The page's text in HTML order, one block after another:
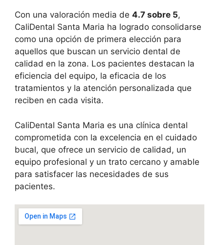
Con una valoración media de 4.7 sobre 5,
CaliDental Santa Maria ha logrado consolidarse
como una opción de primera elección para
aquellos que buscan un servicio dental de
calidad en la zona. Los pacientes destacan la
eficiencia del equipo, la eficacia de los
tratamientos y la atención personalizada que
reciben en cada visita.
CaliDental Santa Maria es una clínica dental
comprometida con la excelencia en el cuidado
bucal, que ofrece un servicio de calidad, un
equipo profesional y un trato cercano y amable
para satisfacer las necesidades de sus
pacientes.